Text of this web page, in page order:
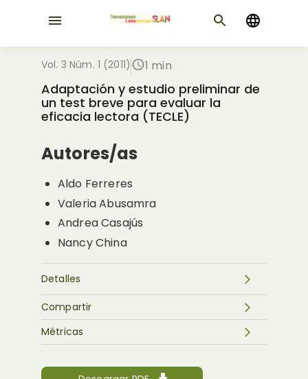
Vol. 3 Núm. 1 (2011) 1 min
Adaptación y estudio preliminar de
un test breve para evaluar la
eficacia lectora (TECLE)
Autores/as
Aldo Ferreres
Valeria Abusamra
Andrea Casajús
Nancy China
Detalles
Métricas
Compartir